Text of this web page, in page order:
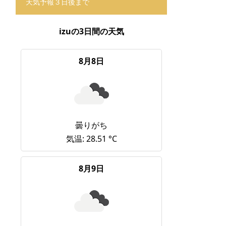
izuの3日間の天気
8月8日
曇りがち
気温: 28.51 °C
8月9日